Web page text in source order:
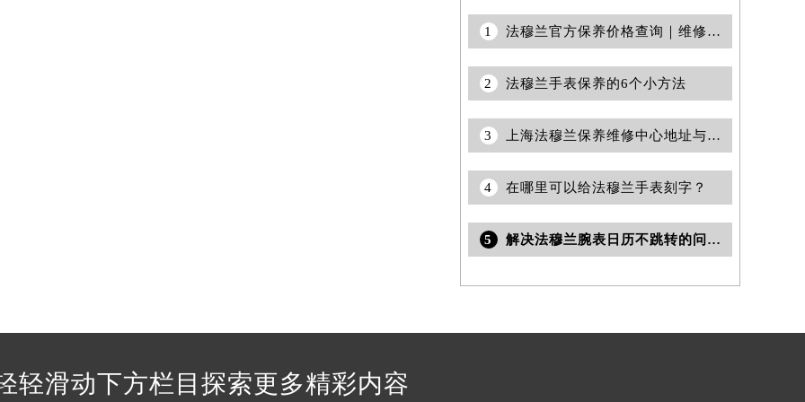
交叉口法穆兰售后服务中心（需提前预约）
1 法穆兰官方保养价格查询｜维修地址及服务热线权威信息公告（2026年7月最新）
2 法穆兰手表保养的6个小方法
3 上海法穆兰保养维修中心地址与售后维修服务指引权威公示（2026年7月最新）
4 在哪里可以给法穆兰手表刻字？
5 解决法穆兰腕表日历不跳转的问题方法
轻滑动下方栏目探索更多精彩内容